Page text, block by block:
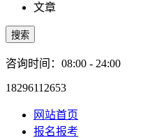
文章
搜索
咨询时间：08:00 - 24:00
18296112653
网站首页
报名报考